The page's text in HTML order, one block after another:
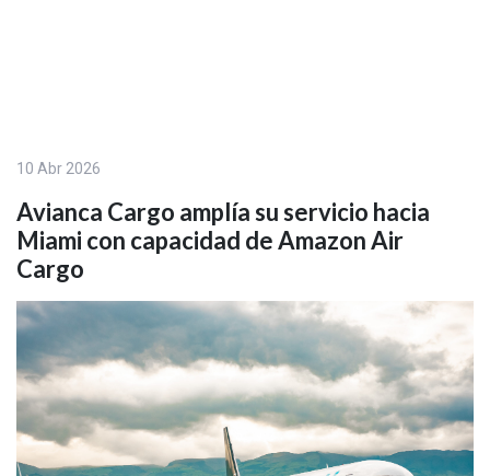
10 Abr 2026
Avianca Cargo amplía su servicio hacia
Miami con capacidad de Amazon Air
Cargo